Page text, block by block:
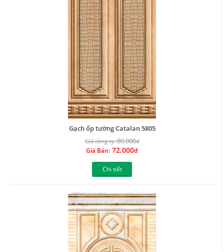
Gạch ốp tường Catalan 5805
Giá công ty:80.000đ
Giá Bán: 72.000đ
Chi tiết